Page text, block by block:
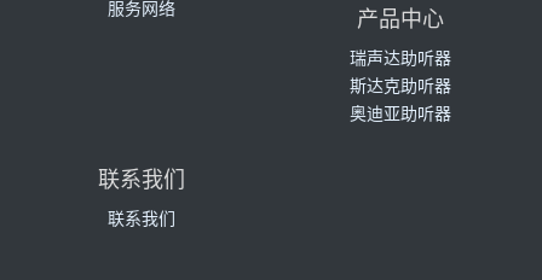
服务网络
产品中心
瑞声达助听器
斯达克助听器
奥迪亚助听器
联系我们
联系我们